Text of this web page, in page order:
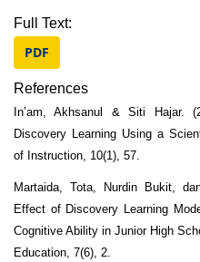
Full Text:
PDF
References
In’am, Akhsanul & Siti Hajar.
Discovery Learning Using a
of Instruction, 10(1), 57.
Martaida, Tota, Nurdin Bukit,
Effect of Discovery Learning
Cognitive Ability in Junior High
Education, 7(6), 2.